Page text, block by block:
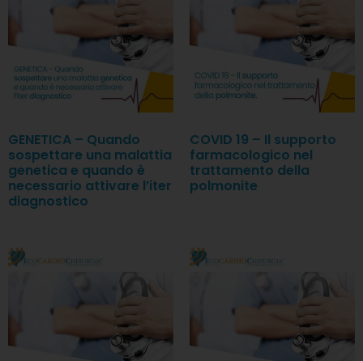
GENETICA – Quando
sospettare una malattia
genetica e quando è
necessario attivare l’iter
diagnostico
COVID 19 – Il supporto
farmacologico nel
trattamento della
polmonite